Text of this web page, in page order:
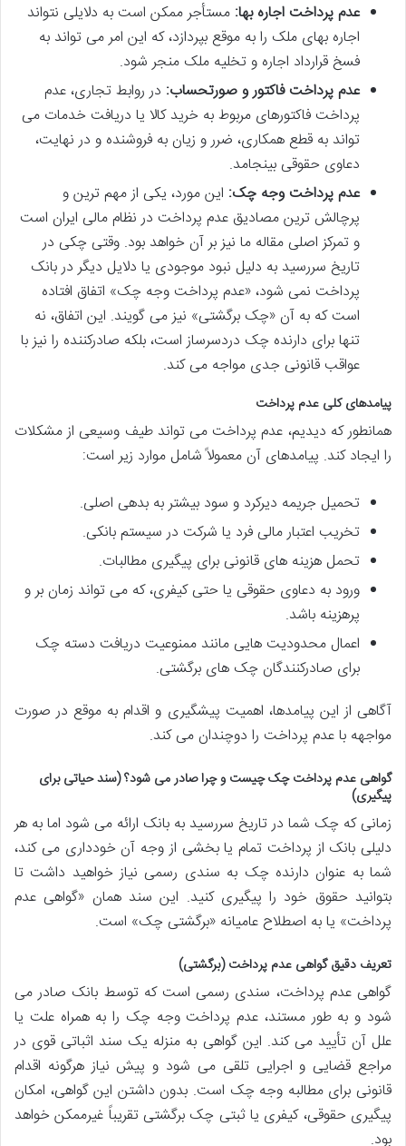
عدم پرداخت اجاره بها: مستأجر ممکن است به دلایلی نتواند
اجاره بهای ملک را به موقع بپردازد، که این امر می تواند به
فسخ قرارداد اجاره و تخلیه ملک منجر شود.
عدم پرداخت فاکتور و صورتحساب: در روابط تجاری، عدم
پرداخت فاکتورهای مربوط به خرید کالا یا دریافت خدمات می
تواند به قطع همکاری، ضرر و زیان به فروشنده و در نهایت،
دعاوی حقوقی بینجامد.
عدم پرداخت وجه چک: این مورد، یکی از مهم ترین و
پرچالش ترین مصادیق عدم پرداخت در نظام مالی ایران است
و تمرکز اصلی مقاله ما نیز بر آن خواهد بود. وقتی چکی در
تاریخ سررسید به دلیل نبود موجودی یا دلایل دیگر در بانک
پرداخت نمی شود، «عدم پرداخت وجه چک» اتفاق افتاده
است که به آن «چک برگشتی» نیز می گویند. این اتفاق، نه
تنها برای دارنده چک دردسرساز است، بلکه صادرکننده را نیز با
عواقب قانونی جدی مواجه می کند.
پیامدهای کلی عدم پرداخت
همانطور که دیدیم، عدم پرداخت می تواند طیف وسیعی از مشکلات
را ایجاد کند. پیامدهای آن معمولاً شامل موارد زیر است:
تحمیل جریمه دیرکرد و سود بیشتر به بدهی اصلی.
تخریب اعتبار مالی فرد یا شرکت در سیستم بانکی.
تحمل هزینه های قانونی برای پیگیری مطالبات.
ورود به دعاوی حقوقی یا حتی کیفری، که می تواند زمان بر و
پرهزینه باشد.
اعمال محدودیت هایی مانند ممنوعیت دریافت دسته چک
برای صادرکنندگان چک های برگشتی.
آگاهی از این پیامدها، اهمیت پیشگیری و اقدام به موقع در صورت
مواجهه با عدم پرداخت را دوچندان می کند.
گواهی عدم پرداخت چک چیست و چرا صادر می شود؟ (سند حیاتی برای
پیگیری)
زمانی که چک شما در تاریخ سررسید به بانک ارائه می شود اما به هر
دلیلی بانک از پرداخت تمام یا بخشی از وجه آن خودداری می کند،
شما به عنوان دارنده چک به سندی رسمی نیاز خواهید داشت تا
بتوانید حقوق خود را پیگیری کنید. این سند همان «گواهی عدم
پرداخت» یا به اصطلاح عامیانه «برگشتی چک» است.
تعریف دقیق گواهی عدم پرداخت (برگشتی)
گواهی عدم پرداخت، سندی رسمی است که توسط بانک صادر می
شود و به طور مستند، عدم پرداخت وجه چک را به همراه علت یا
علل آن تأیید می کند. این گواهی به منزله یک سند اثباتی قوی در
مراجع قضایی و اجرایی تلقی می شود و پیش نیاز هرگونه اقدام
قانونی برای مطالبه وجه چک است. بدون داشتن این گواهی، امکان
پیگیری حقوقی، کیفری یا ثبتی چک برگشتی تقریباً غیرممکن خواهد
بود.